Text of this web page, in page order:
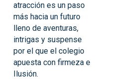
atracción es un paso
más hacia un futuro
lleno de aventuras,
intrigas y suspense
por el que el colegio
apuesta con firmeza e
Ilusión.